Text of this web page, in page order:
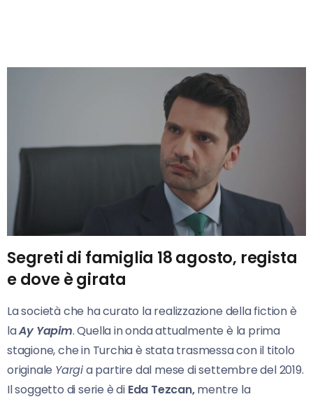
Segreti di famiglia 18 agosto, regista
e dove è girata
La società che ha curato la realizzazione della fiction è
laAy Yapim. Quella in onda attualmente è la prima
stagione, che in Turchia è stata trasmessa con il titolo
originale Yargia partire dal mese di settembre del 2019.
Il soggetto di serie è di Eda Tezcan,mentre la